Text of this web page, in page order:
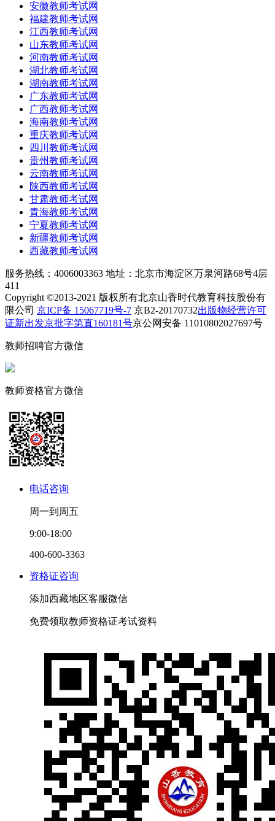
安徽教师考试网
福建教师考试网
江西教师考试网
山东教师考试网
河南教师考试网
湖北教师考试网
湖南教师考试网
广东教师考试网
广西教师考试网
海南教师考试网
重庆教师考试网
四川教师考试网
贵州教师考试网
云南教师考试网
陕西教师考试网
甘肃教师考试网
青海教师考试网
宁夏教师考试网
新疆教师考试网
西藏教师考试网
服务热线：4006003363 地址：北京市海淀区万泉河路68号4层
411
Copyright ©2013-2021 版权所有北京山香时代教育科技股份有
限公司 京ICP备 15067719号-7 京B2-20170732出版物经营许可
证新出发京批字第直160181号京公网安备 11010802027697号
教师招聘官方微信
教师资格官方微信
电话咨询
周一到周五
9:00-18:00
400-600-3363
资格证咨询
添加西藏地区客服微信
免费领取教师资格证考试资料